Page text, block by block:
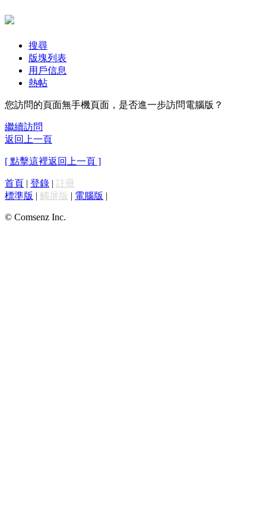
搜尋
版塊列表
用戶信息
熱帖
您訪問的頁面無手機頁面，是否進一步訪問電腦版？
繼續訪問
返回上一頁
[ 點擊這裡返回上一頁 ]
首頁 | 登錄 | 註冊
標準版 | 觸屏版 | 電腦版 |
© Comsenz Inc.